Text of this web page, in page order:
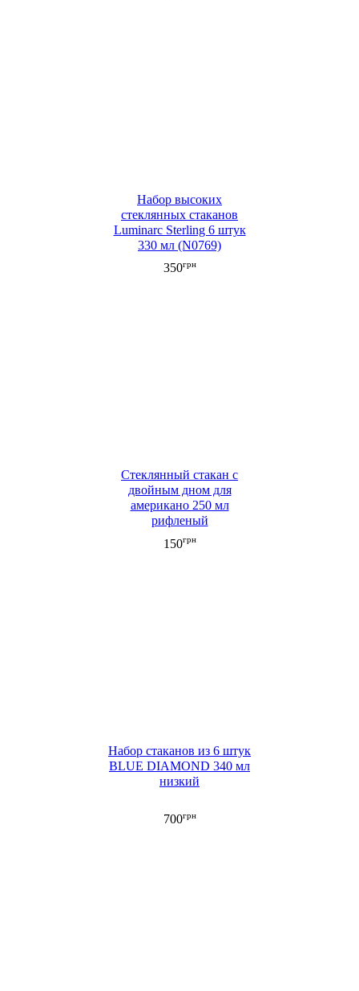
Набор высоких
стеклянных стаканов
Luminarc Sterling 6 штук
330 мл (N0769)
350грн
Стеклянный стакан с
двойным дном для
американо 250 мл
рифленый
150грн
Набор стаканов из 6 штук
BLUE DIAMOND 340 мл
низкий
700грн